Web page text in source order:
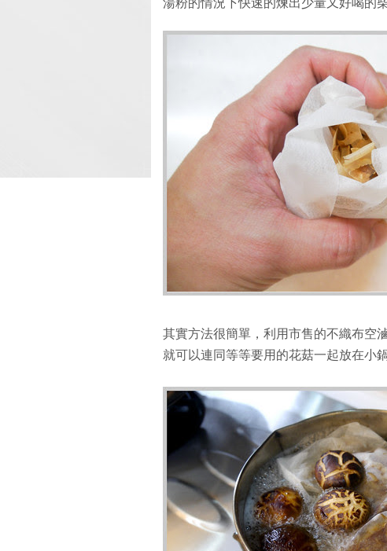
湯粉的情況下快速的煉出少量又好喝的
其實方法很簡單，利用市售的不織布空
就可以連同等等要用的花菇一起放在小